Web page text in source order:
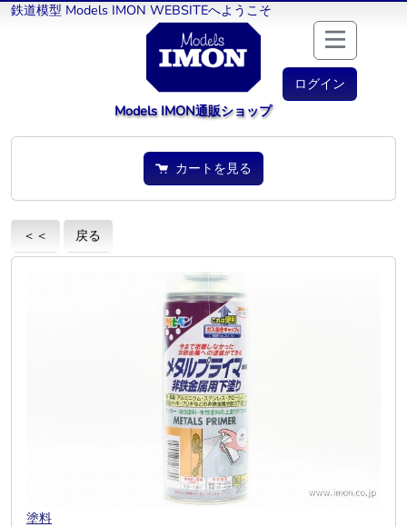
鉄道模型 Models IMON WEBSITEへようこそ
ログイン
Models IMON通販ショップ
カートを見る
＜＜ 戻る
塗料